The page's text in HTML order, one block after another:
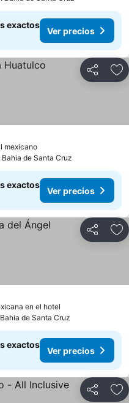
exactos
Ver precios
Compartir
mexicanoVer precios
Bahia de Santa Cruz
exactos
Ver precios
Compartir
en el hotel
precios
de Santa Cruz
exactos
Ver precios
Compartir